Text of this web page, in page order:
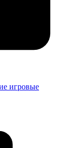
игровые